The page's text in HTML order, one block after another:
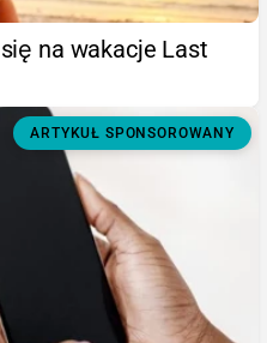
na wakacje Last
ARTYKUŁ SPONSOROWANY